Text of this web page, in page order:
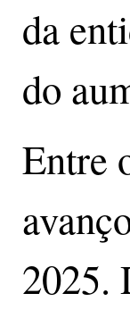
da
do
Entre
2025.